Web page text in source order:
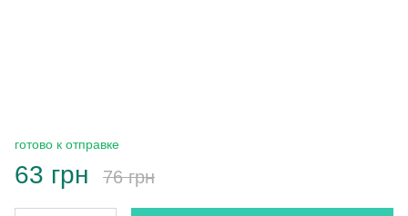
готово к отправке
63 грн 76 грн